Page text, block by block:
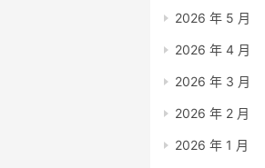
2026 年 5 月
2026 年 4 月
2026 年 3 月
2026 年 2 月
2026 年 1 月